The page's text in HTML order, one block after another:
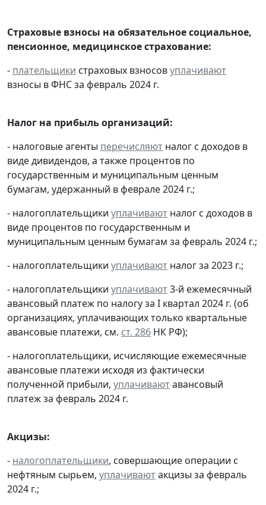
Страховые взносы на обязательное социальное,
пенсионное, медицинское страхование:
- плательщики страховых взносовуплачивают
взносы в ФНС за февраль 2024 г.
Налог на прибыль организаций:
- налоговые агенты перечисляют налог с доходов в
виде дивидендов, а также процентов по
государственным и муниципальным ценным
бумагам, удержанный в феврале 2024 г.;
- налогоплательщики уплачивают налог с доходов в
виде процентов по государственным и
муниципальным ценным бумагам за февраль 2024 г.;
- налогоплательщики уплачивают налог за 2023 г.;
- налогоплательщики уплачивают3-й ежемесячный
авансовый платеж по налогу за I квартал 2024 г. (об
организациях, уплачивающих только квартальные
авансовые платежи, см. ст. 286 НК РФ);
- налогоплательщики, исчисляющие ежемесячные
авансовые платежи исходя из фактически
полученной прибыли, уплачиваютавансовый
платеж за февраль 2024 г.
Акцизы:
- налогоплательщики, совершающие операции с
нефтяным сырьем, уплачиваютакцизы за февраль
2024 г.;